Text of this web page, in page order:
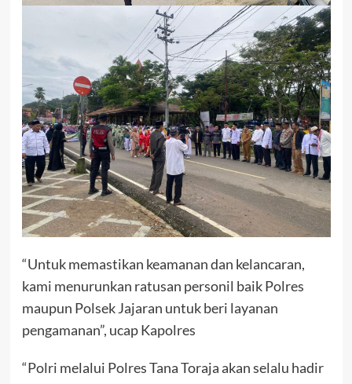
“Untuk memastikan keamanan dan kelancaran,
kami menurunkan ratusan personil baik Polres
maupun Polsek Jajaran untuk beri layanan
pengamanan”, ucap Kapolres
“Polri melalui Polres Tana Toraja akan selalu hadir